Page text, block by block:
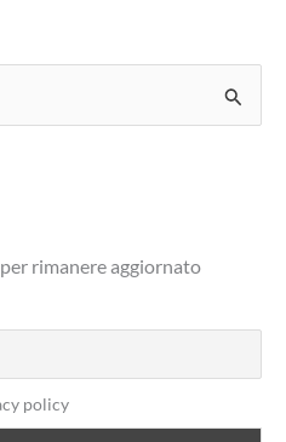
rimanere aggiornato
policy